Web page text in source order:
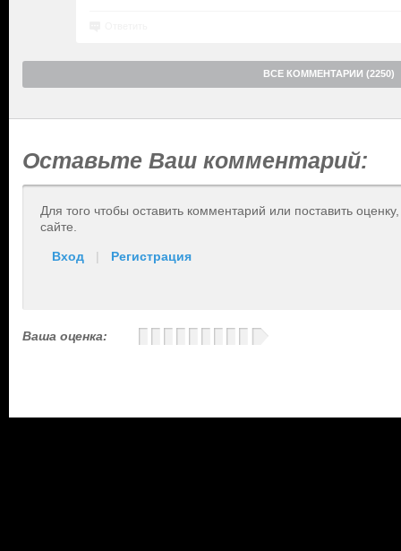
ВСЕ КОММЕНТАРИИ (2250)
Оставьте Ваш комментарий:
Для того чтобы оставить комментарий или поставить
сайте.
Вход | Регистрация
Ваша оценка: